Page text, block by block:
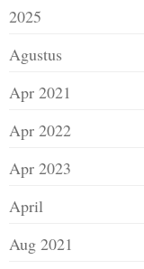
2025
Agustus
Apr 2021
Apr 2022
Apr 2023
April
Aug 2021